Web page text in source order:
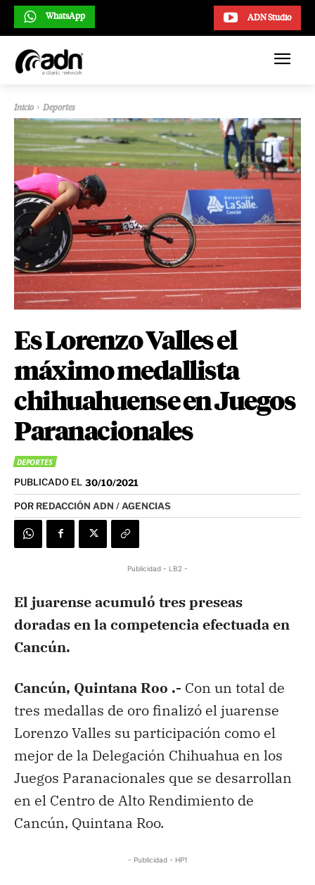
ADN Studio
WhatsApp
Inicio Deportes
Es Lorenzo Valles el
máximo medallista
chihuahuense en Juegos
Paranacionales
DEPORTES
PUBLICADO EL 30/10/2021
POR REDACCIÓN ADN / AGENCIAS
Publicidad - LB2 -
El juarense acumuló tres preseas
doradas en la competencia efectuada en
Cancún.
Cancún, Quintana Roo .- Con un total de
tres medallas de oro finalizó el juarense
Lorenzo Valles su participación como el
mejor de la Delegación Chihuahua en los
Juegos Paranacionales que se desarrollan
en el Centro de Alto Rendimiento de
Cancún, Quintana Roo.
- Publicidad - HP1